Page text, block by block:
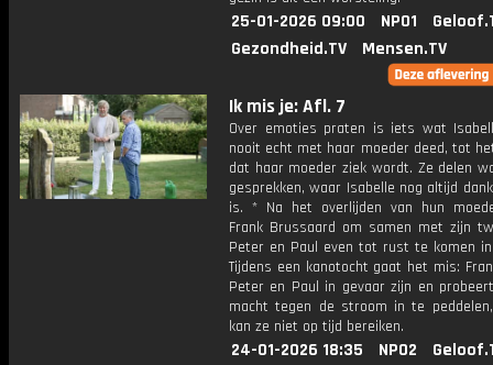
25-01-2026 09:00 NPO1
Gezondheid.TV
Mensen.TV
Ik mis je: Afl. 7
Over emoties praten is iets wat
nooit echt met haar moeder deed, tot
dat haar moeder ziek wordt. Ze delen
gesprekken, waar Isabelle nog altijd
is. * Na het overlijden van hun
Frank Brussaard om samen met zijn
Peter en Paul even tot rust te komen in
Tijdens een kanotocht gaat het mis:
Peter en Paul in gevaar zijn en
macht tegen de stroom in te
kan ze niet op tijd bereiken.
24-01-2026 18:35 NPO2